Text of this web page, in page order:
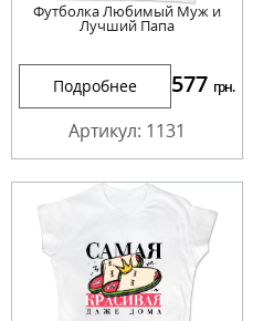
Футболка Любимый Муж и
Лучший Папа
Подробнее 577 грн.
Артикул: 1131